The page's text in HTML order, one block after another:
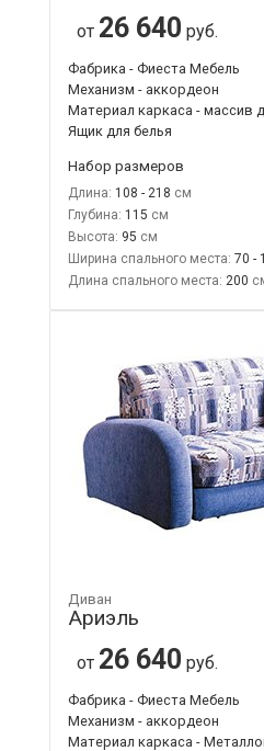
от 26 640 руб.
Фабрика - Фиеста Мебель
Механизм - аккордеон
Материал каркаса - массив
Ящик для белья
Набор размеров
Длина: 108 - 218
Глубина: 115
Высота: 95
Ширина спального места: 70 -
Длина спального места: 200
Диван
Ариэль
от 26 640 руб.
Фабрика - Фиеста Мебель
Механизм - аккордеон
Материал каркаса -